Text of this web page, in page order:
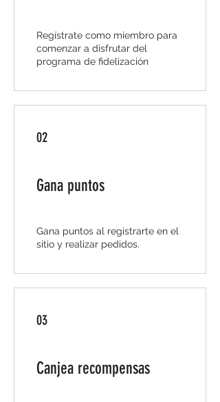
Regístrate como miembro para
comenzar a disfrutar del
programa de fidelización
02
Gana puntos
Gana puntos al registrarte en el
sitio y realizar pedidos.
03
Canjea recompensas